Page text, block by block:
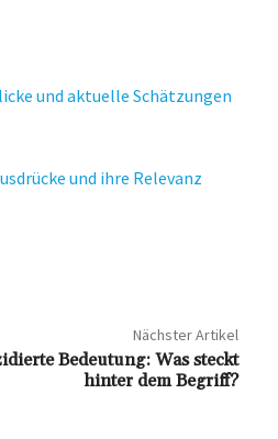
und aktuelle Schätzungen
und ihre Relevanz
Nächster Artikel
Bedeutung: Was steckt
hinter dem Begriff?